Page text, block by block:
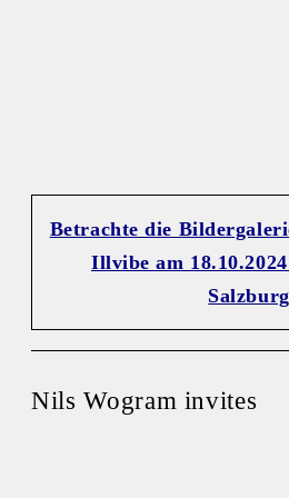
Betrachte die
Illvibe am
Salzburg
Nils Wogram invites